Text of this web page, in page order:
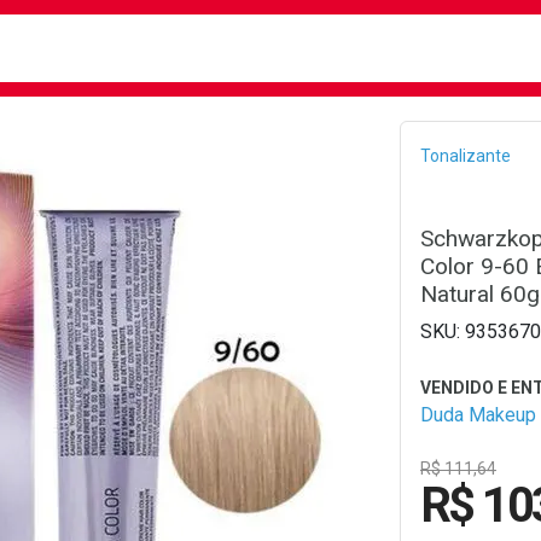
Tonalizante
Color 9-60
Natural 60g
Duda Makeup
R$ 111,64
R$